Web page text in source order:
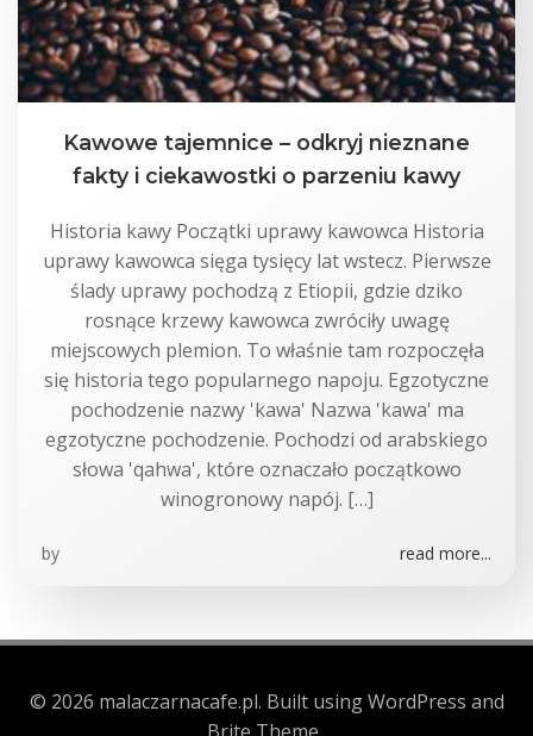
Kawowe tajemnice – odkryj nieznane
fakty i ciekawostki o parzeniu kawy
Historia kawy Początki uprawy kawowca Historia
uprawy kawowca sięga tysięcy lat wstecz. Pierwsze
ślady uprawy pochodzą z Etiopii, gdzie dziko
rosnące krzewy kawowca zwróciły uwagę
miejscowych plemion. To właśnie tam rozpoczęła
się historia tego popularnego napoju. Egzotyczne
pochodzenie nazwy 'kawa' Nazwa 'kawa' ma
egzotyczne pochodzenie. Pochodzi od arabskiego
słowa 'qahwa', które oznaczało początkowo
winogronowy napój. […]
by read more...
© 2026 malaczarnacafe.pl. Built using WordPress and